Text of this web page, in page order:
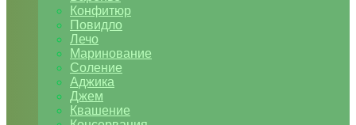
Конфитюр
Повидло
Лечо
Маринование
Соление
Аджика
Джем
Квашение